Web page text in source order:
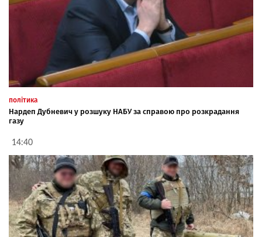
політика
Нардеп Дубневич у розшуку НАБУ за справою про розкрадання
газу
14:40